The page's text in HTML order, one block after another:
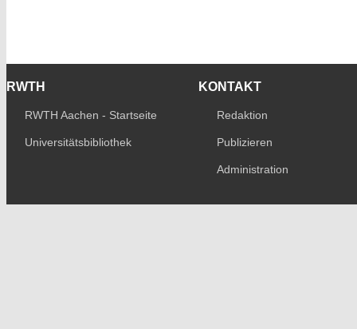
RWTH
RWTH Aachen - Startseite
Universitätsbibliothek
KONTAKT
Redaktion
Publizieren
Administration